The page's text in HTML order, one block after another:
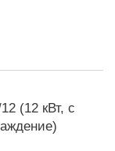
(12 кВт, с